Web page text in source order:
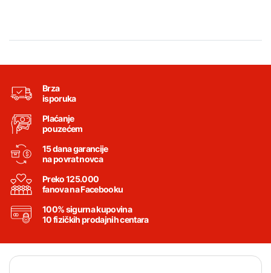
Brza
isporuka
Plaćanje
pouzećem
15 dana garancije
na povrat novca
Preko 125.000
fanova na Facebooku
100% sigurna kupovina
10 fizičkih prodajnih centara